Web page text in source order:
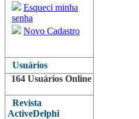
Esqueci minha
senha
Novo Cadastro
Usuários
164 Usuários Online
Revista
ActiveDelphi